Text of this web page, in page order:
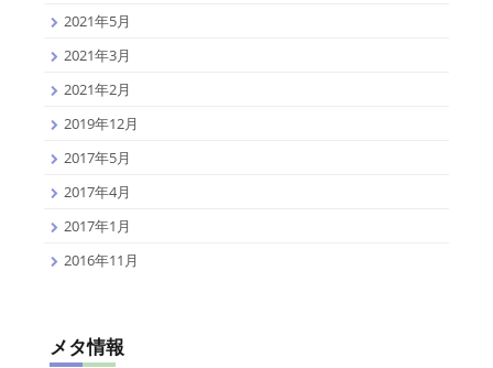
2021年5月
2021年3月
2021年2月
2019年12月
2017年5月
2017年4月
2017年1月
2016年11月
メタ情報